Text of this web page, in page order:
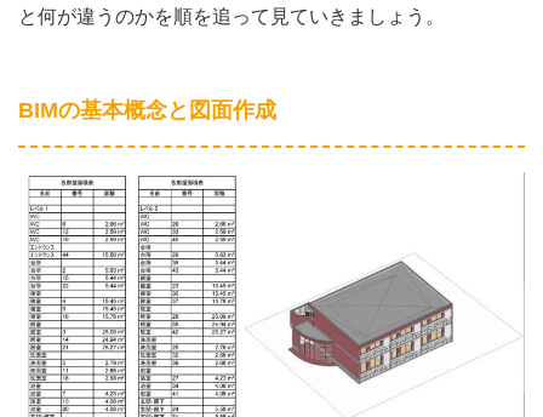
と何が違うのかを順を追って見ていきましょう。
BIMの基本概念と図面作成